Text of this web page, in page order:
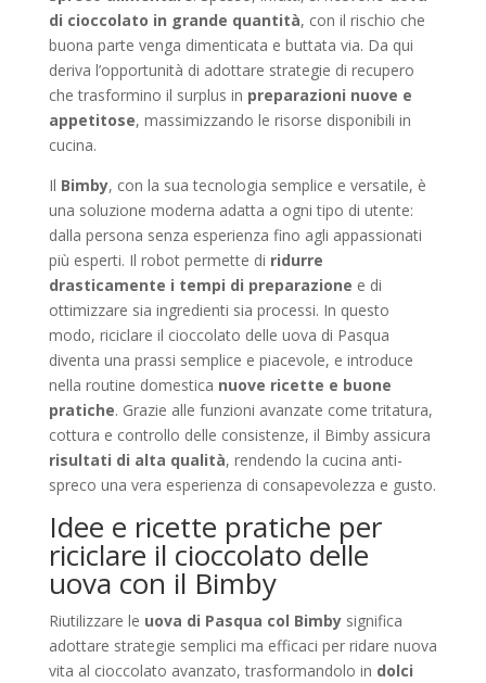
di cioccolato in grande quantità, con il rischio che
buona parte venga dimenticata e buttata via. Da qui
deriva l’opportunità di adottare strategie di recupero
che trasformino il surplus in preparazioni nuove e
appetitose, massimizzando le risorse disponibili in
cucina.
Il Bimby, con la sua tecnologia semplice e versatile, è
una soluzione moderna adatta a ogni tipo di utente:
dalla persona senza esperienza fino agli appassionati
più esperti. Il robot permette di ridurre
drasticamente i tempi di preparazione e di
ottimizzare sia ingredienti sia processi. In questo
modo, riciclare il cioccolato delle uova di Pasqua
diventa una prassi semplice e piacevole, e introduce
nella routine domestica nuove ricette e buone
pratiche. Grazie alle funzioni avanzate come tritatura,
cottura e controllo delle consistenze, il Bimby assicura
risultati di alta qualità, rendendo la cucina anti-
spreco una vera esperienza di consapevolezza e gusto.
Idee e ricette pratiche per
riciclare il cioccolato delle
uova con il Bimby
Riutilizzare le uova di Pasqua col Bimbysignifica
adottare strategie semplici ma efficaci per ridare nuova
vita al cioccolato avanzato, trasformandolo in dolci